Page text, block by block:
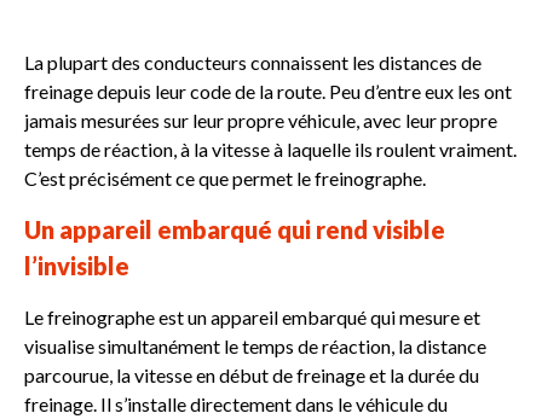
La plupart des conducteurs connaissent les distances de
freinage depuis leur code de la route. Peu d’entre eux les ont
jamais mesurées sur leur propre véhicule, avec leur propre
temps de réaction, à la vitesse à laquelle ils roulent vraiment.
C’est précisément ce que permet le freinographe.
Un appareil embarqué qui rend visible
l’invisible
Le freinographe est un appareil embarqué qui mesure et
visualise simultanément le temps de réaction, la distance
parcourue, la vitesse en début de freinage et la durée du
freinage. Il s’installe directement dans le véhicule du